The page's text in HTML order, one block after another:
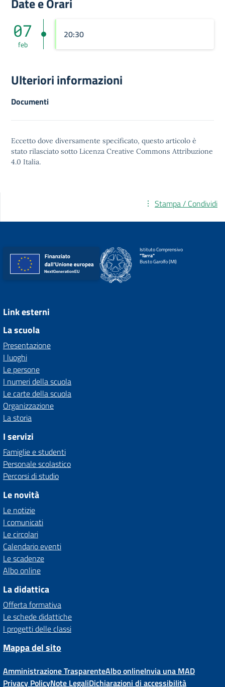
07
feb
20:30
Ulteriori informazioni
Documenti
Eccetto dove diversamente specificato, questo articolo è
stato rilasciato sotto Licenza Creative Commons Attribuzione
4.0 Italia.
Stampa / Condividi
Istituto Comprensivo
"Tarra"
Busto Garolfo (MI)
Link esterni
La scuola
Presentazione
I luoghi
Le persone
I numeri della scuola
Le carte della scuola
Organizzazione
La storia
I servizi
Famiglie e studenti
Personale scolastico
Percorsi di studio
Le novità
Le notizie
I comunicati
Le circolari
Calendario eventi
Le scadenze
Albo online
La didattica
Offerta formativa
Le schede didattiche
I progetti delle classi
Mappa del sito
Amministrazione TrasparenteAlbo onlineInvia una MAD
Privacy PolicyNote LegaliDichiarazioni di accessibilità